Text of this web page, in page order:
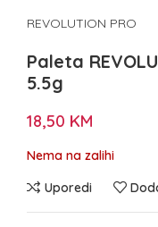
REVOLUTION PRO
Paleta
5.5g
18,50 KM
Nema na zalihi
Uporedi